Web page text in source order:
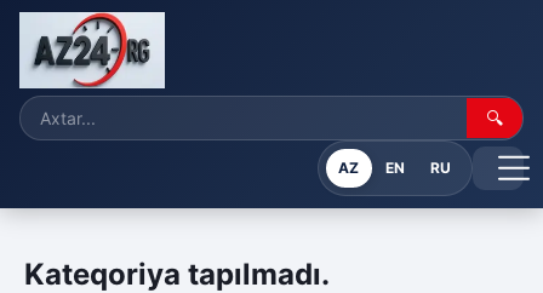
🔍
AZ EN RU
Kateqoriya tapılmadı.